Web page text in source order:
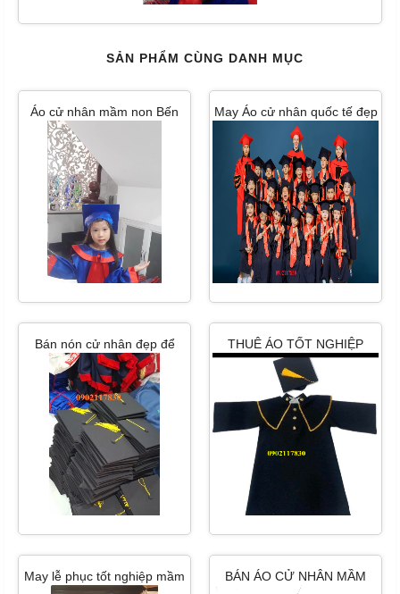
SẢN PHẨM CÙNG DANH MỤC
Áo cử nhân mầm non Bến May Áo cử nhân quốc tế đẹp
Bán nón cử nhân đẹp để
trang trí hcm
THUÊ ÁO TỐT NGHIỆP
MẦM NON GIÁ RẺ HCM
May lễ phục tốt nghiệp mầm BÁN ÁO CỬ NHÂN MẦM